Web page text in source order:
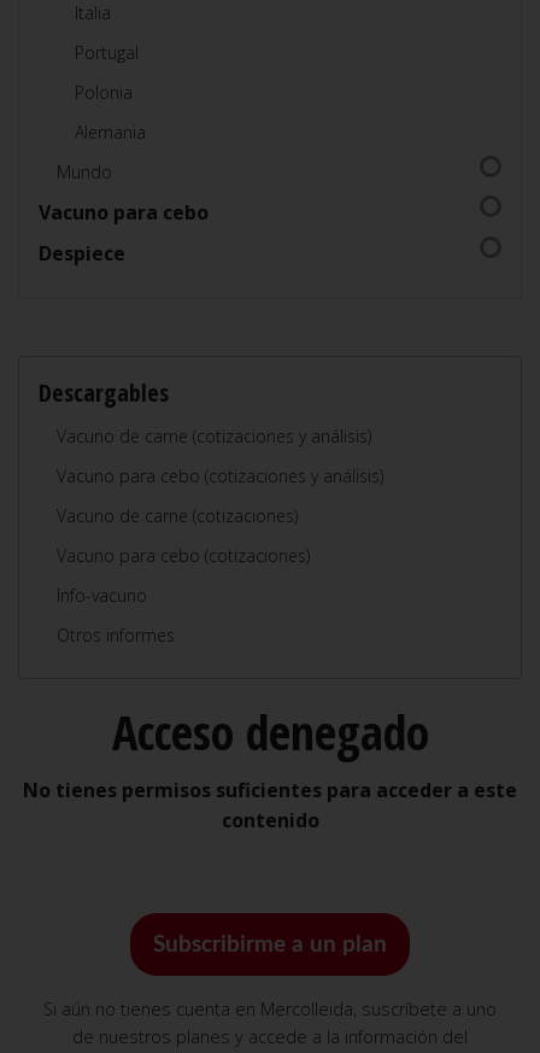
Italia
Portugal
Polonia
Alemania
Mundo
Vacuno para cebo
Despiece
Descargables
Vacuno de carne (cotizaciones y análisis)
Vacuno para cebo (cotizaciones y análisis)
Vacuno de carne (cotizaciones)
Vacuno para cebo (cotizaciones)
Info-vacuno
Otros informes
Acceso denegado
No tienes permisos suficientes para acceder a este
contenido
Subscribirme a un plan
Si aún no tienes cuenta en Mercolleida, suscríbete a uno
de nuestros planes y accede a la información del